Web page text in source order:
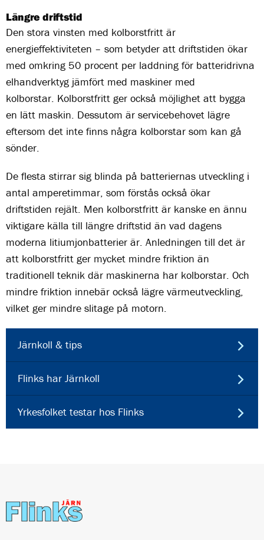
Längre driftstid
Den stora vinsten med kolborstfritt är
energieffektiviteten – som betyder att driftstiden ökar
med omkring 50 procent per laddning för batteridrivna
elhandverktyg jämfört med maskiner med
kolborstar. Kolborstfritt ger också möjlighet att bygga
en lätt maskin. Dessutom är servicebehovet lägre
eftersom det inte finns några kolborstar som kan gå
sönder.
De flesta stirrar sig blinda på batteriernas utveckling i
antal amperetimmar, som förstås också ökar
driftstiden rejält. Men kolborstfritt är kanske en ännu
viktigare källa till längre driftstid än vad dagens
moderna litiumjonbatterier är. Anledningen till det är
att kolborstfritt ger mycket mindre friktion än
traditionell teknik där maskinerna har kolborstar. Och
mindre friktion innebär också lägre värmeutveckling,
vilket ger mindre slitage på motorn.
Järnkoll & tips
Flinks har Järnkoll
Yrkesfolket testar hos Flinks